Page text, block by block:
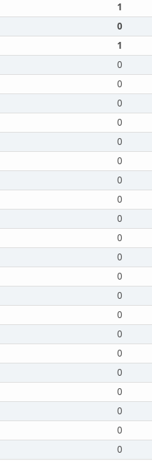
1
0
1
0
0
0
0
0
0
0
0
0
0
0
0
0
0
0
0
0
0
0
0
0